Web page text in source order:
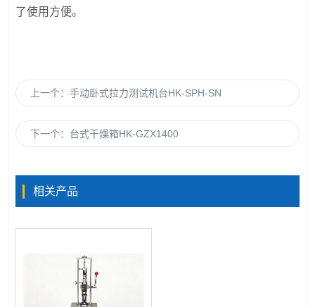
了使用方便。
上一个：手动卧式拉力测试机台HK-SPH-SN
下一个： 台式干燥箱HK-GZX1400
相关产品